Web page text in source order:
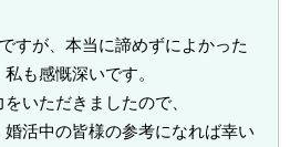
すが、本当に諦めずによかった
も感慨深いです。
いただきましたので、
活中の皆様の参考になれば幸い